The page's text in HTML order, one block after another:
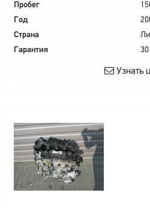
Пробег
Год
Страна
Гарантия
Узнать